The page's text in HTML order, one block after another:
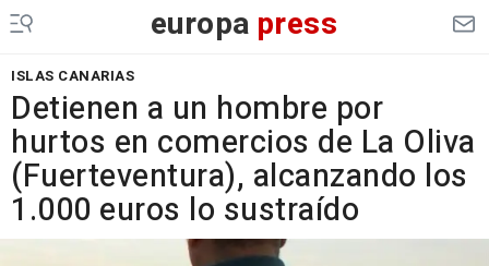
europa press
ISLAS CANARIAS
Detienen a un hombre por
hurtos en comercios de La Oliva
(Fuerteventura), alcanzando los
1.000 euros lo sustraído